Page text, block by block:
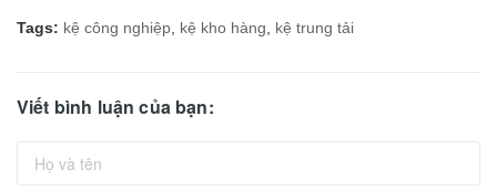
Tags: kệ công nghiệp kệ kho hàng kệ trung tải
Viết bình luận của bạn: